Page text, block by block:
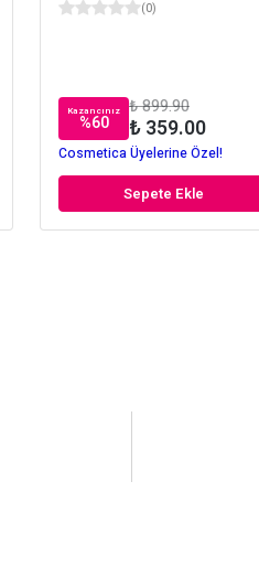
(0)
Kazancınız
%60
₺ 899.90
₺ 359.00
Cosmetica Üyelerine Özel!
Sepete Ekle